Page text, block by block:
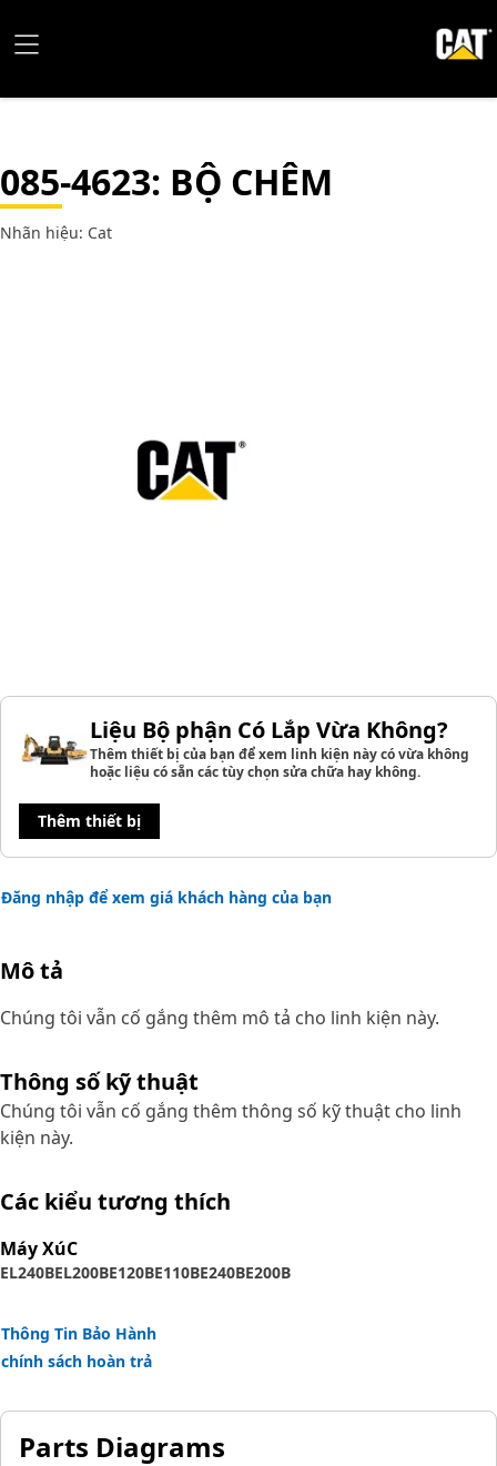
085-4623: BỘ CHÊM
Nhãn hiệu: Cat
Liệu Bộ phận Có Lắp Vừa Không?
Thêm thiết bị của bạn để xem linh kiện này có vừa không
hoặc liệu có sẵn các tùy chọn sửa chữa hay không.
Thêm thiết bị
Đăng nhập để xem giá khách hàng của bạn
Mô tả
Chúng tôi vẫn cố gắng thêm mô tả cho linh kiện này.
Thông số kỹ thuật
Chúng tôi vẫn cố gắng thêm thông số kỹ thuật cho linh
kiện này.
Các kiểu tương thích
Máy XúC
EL240BEL200BE120BE110BE240BE200B
Thông Tin Bảo Hành
chính sách hoàn trả
Parts Diagrams